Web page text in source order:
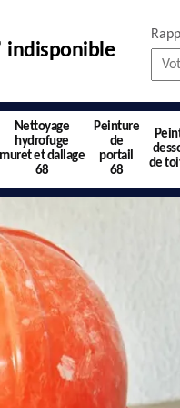
indisponible
Nettoyage
hydrofuge
muret et dallage
68
Peinture
de
portail
68
de